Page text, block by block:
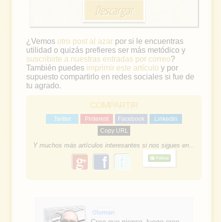
Descargar
¿Vemos otro post al azar por si le encuentras
utilidad o quizás prefieres ser más metódico y
suscribirte a nuestras entradas por correo?
También puedes imprimir este artículo y por
supuesto compartirlo en redes sociales si fue de
tu agrado.
COMPARTIR
Twitter Pinterest Facebook
Linkedin
Copy URL
Y muchos más artículos interesantes si nos sigues en...
g
o
l
e
f
e
Oloman